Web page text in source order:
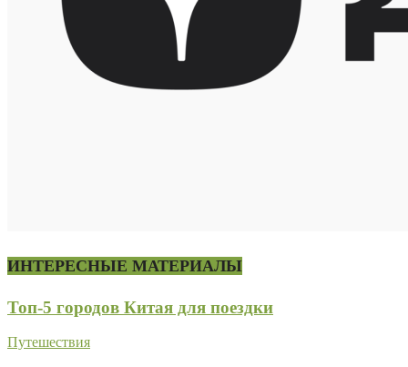
ИНТЕРЕСНЫЕ МАТЕРИАЛЫ
Топ-5 городов Китая для поездки
Путешествия